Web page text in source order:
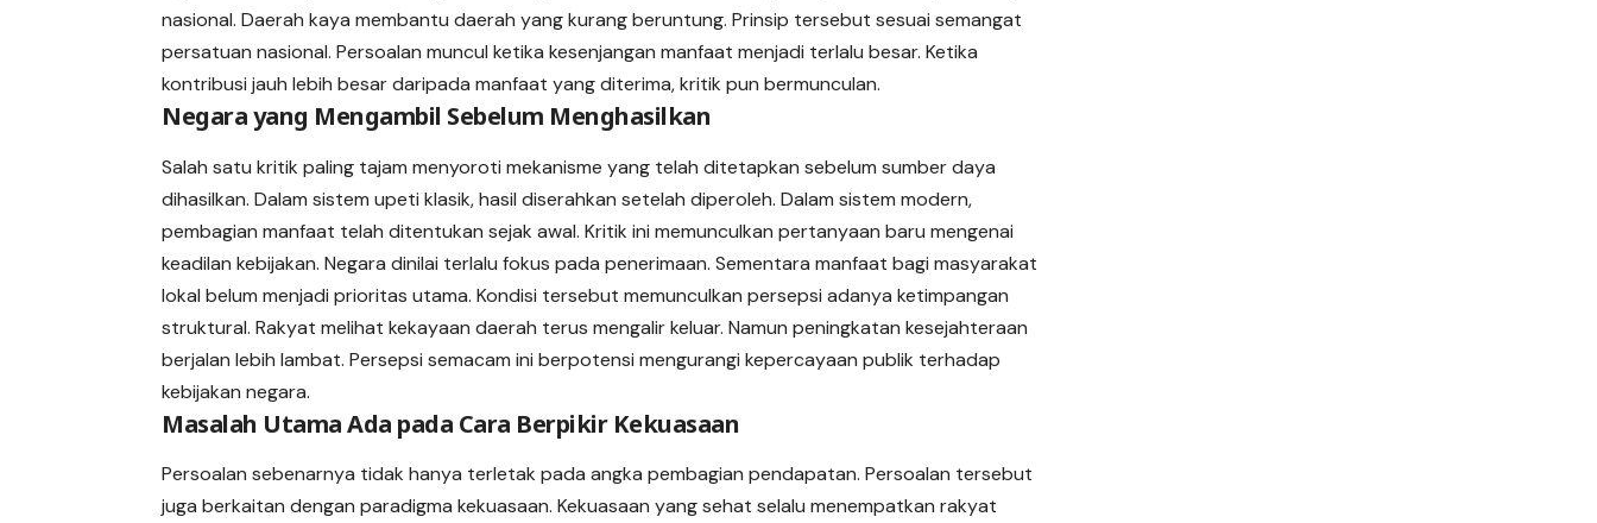
nasional. Daerah kaya membantu daerah yang kurang beruntung. Prinsip tersebut sesuai semangat
persatuan nasional. Persoalan muncul ketika kesenjangan manfaat menjadi terlalu besar. Ketika
kontribusi jauh lebih besar daripada manfaat yang diterima, kritik pun bermunculan.
Negara yang Mengambil Sebelum Menghasilkan
Salah satu kritik paling tajam menyoroti mekanisme yang telah ditetapkan sebelum sumber daya
dihasilkan. Dalam sistem upeti klasik, hasil diserahkan setelah diperoleh. Dalam sistem modern,
pembagian manfaat telah ditentukan sejak awal. Kritik ini memunculkan pertanyaan baru mengenai
keadilan kebijakan. Negara dinilai terlalu fokus pada penerimaan. Sementara manfaat bagi masyarakat
lokal belum menjadi prioritas utama. Kondisi tersebut memunculkan persepsi adanya ketimpangan
struktural. Rakyat melihat kekayaan daerah terus mengalir keluar. Namun peningkatan kesejahteraan
berjalan lebih lambat. Persepsi semacam ini berpotensi mengurangi kepercayaan publik terhadap
kebijakan negara.
Masalah Utama Ada pada Cara Berpikir Kekuasaan
Persoalan sebenarnya tidak hanya terletak pada angka pembagian pendapatan. Persoalan tersebut
juga berkaitan dengan paradigma kekuasaan. Kekuasaan yang sehat selalu menempatkan rakyat